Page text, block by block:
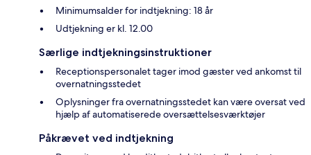
Minimumsalder for indtjekning: 18 år
Udtjekning er kl. 12.00
Særlige indtjekningsinstruktioner
Receptionspersonalet tager imod gæster ved ankomst til
overnatningsstedet
Oplysninger fra overnatningsstedet kan være oversat ved
hjælp af automatiserede oversættelsesværktøjer
Påkrævet ved indtjekning